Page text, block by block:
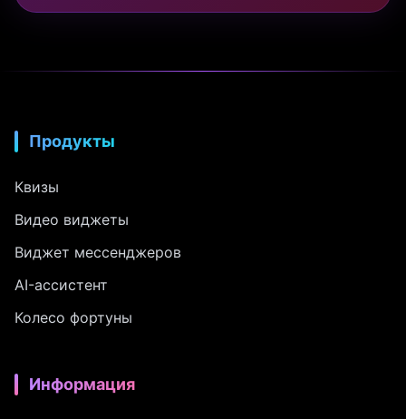
Продукты
Квизы
Видео виджеты
Виджет мессенджеров
AI-ассистент
Колесо фортуны
Информация